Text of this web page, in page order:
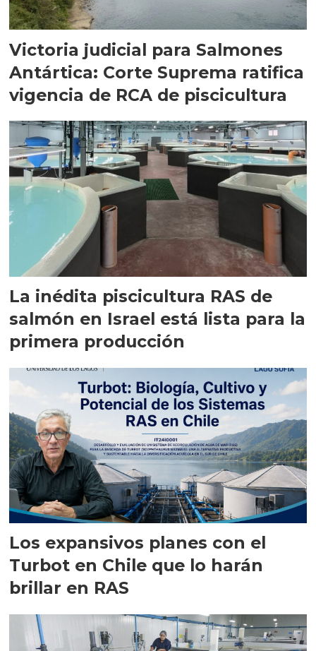
Victoria judicial para Salmones
Antártica: Corte Suprema ratifica
vigencia de RCA de piscicultura
La inédita piscicultura RAS de
salmón en Israel está lista para la
primera producción
Los expansivos planes con el
Turbot en Chile que lo harán
brillar en RAS